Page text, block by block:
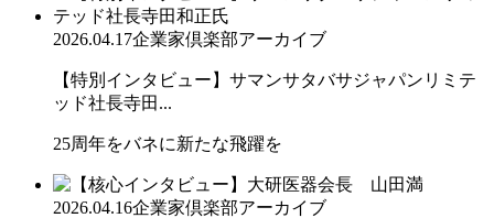
2026.04.17企業家倶楽部アーカイブ
【特別インタビュー】サマンサタバサジャパンリミテ
ッド社長寺田...
25周年をバネに新たな飛躍を
2026.04.16企業家倶楽部アーカイブ